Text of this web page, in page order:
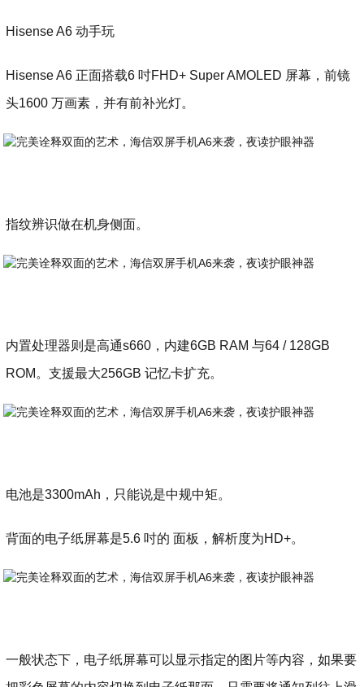
Hisense A6 动手玩
Hisense A6 正面搭载6 吋FHD+ Super AMOLED 屏幕，前镜
头1600 万画素，并有前补光灯。
指纹辨识做在机身侧面。
内置处理器则是高通s660，内建6GB RAM 与64 / 128GB
ROM。支援最大256GB 记忆卡扩充。
电池是3300mAh，只能说是中规中矩。
背面的电子纸屏幕是5.6 吋的 面板，解析度为HD+。
一般状态下，电子纸屏幕可以显示指定的图片等内容，如果要